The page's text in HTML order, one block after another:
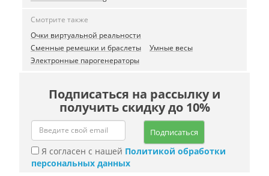
Смотрите также
Очки виртуальной реальности
Сменные ремешки и браслеты
Умные весы
Электронные парогенераторы
Подписаться на рассылку и
получить скидку до 10%
Подписаться
Я согласен с нашей Политикой обработки
персональных данных